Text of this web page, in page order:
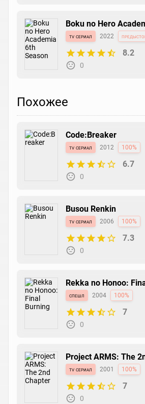
Boku no Hero
tv сериал 2022
8.2
0
Похожее
Code:Breaker
tv сериал 2012 100%
6.7
0
Busou Renkin
tv сериал 2006 100%
7.3
0
Rekka no Honoo:
спешл 2004 100%
7
0
Project ARMS: The
tv сериал 2001 100%
7
0